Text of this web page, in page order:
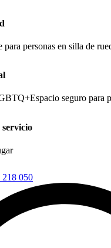
para personas en silla de
Espacio seguro para
servicio
218 050